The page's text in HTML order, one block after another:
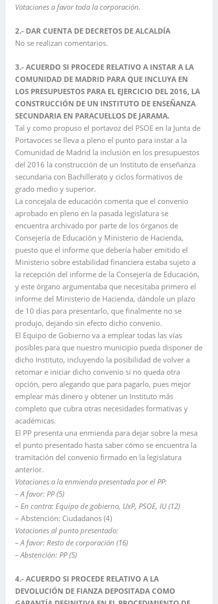
Votaciones a favor toda la corporación.
2.- DAR CUENTA DE DECRETOS DE ALCALDÍA
No se realizan comentarios.
3.- ACUERDO SI PROCEDE RELATIVO A INSTAR A LA
COMUNIDAD DE MADRID PARA QUE INCLUYA EN
LOS PRESUPUESTOS PARA EL EJERCICIO DEL 2016, LA
CONSTRUCCIÓN DE UN INSTITUTO DE ENSEÑANZA
SECUNDARIA EN PARACUELLOS DE JARAMA.
Tal y como propuso el portavoz del PSOE en la Junta de
Portavoces se lleva a pleno el punto para instar a la
Comunidad de Madrid la inclusión en los presupuestos
del 2016 la construcción de un Instituto de enseñanza
secundaria con Bachillerato y ciclos formativos de
grado medio y superior.
La concejala de educación comenta que el convenio
aprobado en pleno en la pasada legislatura se
encuentra archivado por parte de los órganos de
Consejería de Educación y Ministerio de Hacienda,
puesto que el informe que debería haber emitido el
Ministerio sobre estabilidad financiera estaba sujeto a
la recepción del informe de la Consejería de Educación,
y este órgano argumentaba que necesitaba primero el
informe del Ministerio de Hacienda, dándole un plazo
de 10 días para presentarlo, que finalmente no se
produjo, dejando sin efecto dicho convenio.
El Equipo de Gobierno va a emplear todas las vías
posibles para que nuestro municipio pueda disponer de
dicho Instituto, incluyendo la posibilidad de volver a
retomar e iniciar dicho convenio si no queda otra
opción, pero alegando que para pagarlo, pues mejor
emplear más dinero y obtener un Instituto más
completo que cubra otras necesidades formativas y
académicas.
El PP presenta una enmienda para dejar sobre la mesa
el punto presentado hasta saber cómo se encuentra la
tramitación del convenio firmado en la legislatura
anterior.
Votaciones a la enmienda presentada por el PP:
– A favor: PP (5)
– En contra: Equipo de gobierno, UxP, PSOE, IU (12)
– Abstención: Ciudadanos (4)
Votaciones al punto presentado:
– A favor: Resto de corporación (16)
– Abstención: PP (5)
4.- ACUERDO SI PROCEDE RELATIVO A LA
DEVOLUCIÓN DE FIANZA DEPOSITADA COMO